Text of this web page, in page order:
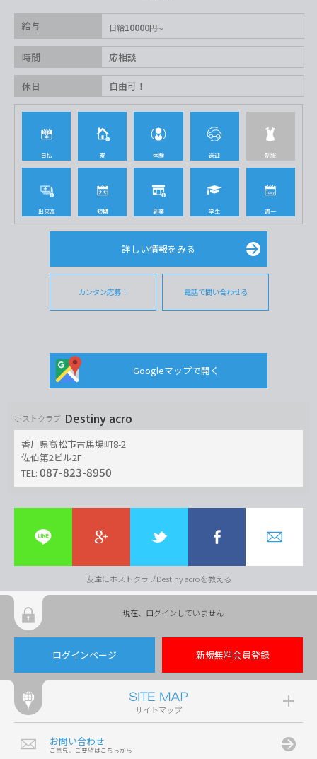
給与 日給10000円
時間 応相談
休日 自由可！
日払 寮 体験 送迎 制服
出来高 短期 副業 学生 週一
詳しい情報をみる
カンタン応募！ 電話で問い合わせる
Googleマップで開く
ホストクラブ Destiny acro
香川県高松市古馬場町8-2
佐伯第2ビル2F
TEL: 087-823-8950
友達にホストクラブDestiny acroを教える
現在、ログインしていません
ログインページ 新規無料会員登録
サイトマップ
お問い合わせ
ご意見、ご要望はこちらから